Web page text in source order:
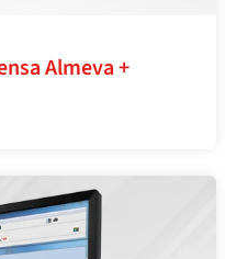
Almeva +